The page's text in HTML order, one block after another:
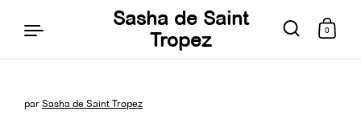
Aller au contenu
Sasha de Saint
Tropez
0
par Sasha de Saint Tropez